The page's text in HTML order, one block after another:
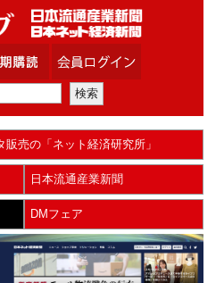
販売の「ネット経済研究所」
日本流通産業新聞
DMフェア